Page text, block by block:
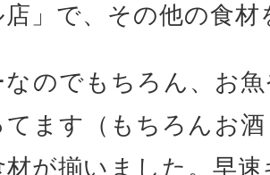
店」で、その他の食
なのでもちろん、お
てます（もちろんお
材が揃いました。早